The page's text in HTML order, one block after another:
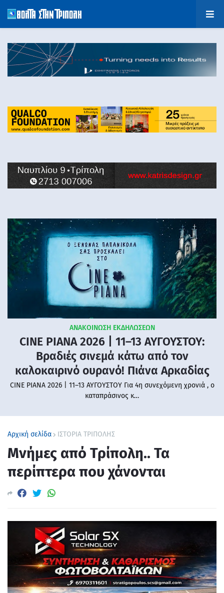
ΑΝΑΚΟΙΝΩΣΗ ΕΚΔΗΛΩΣΕΩΝ
CINE PIANA 2026 | 11–13 ΑΥΓΟΥΣΤΟΥ:
Βραδιές σινεμά κάτω από τον
καλοκαιρινό ουρανό! Πιάνα Αρκαδίας
CINE PIANA 2026 | 11–13 ΑΥΓΟΥΣΤΟΥ Για 4η συνεχόμενη χρονιά , ο
καταπράσινος κ…
Αρχική σελίδα ΙΣΤΟΡΙΑ ΤΡΙΠΟΛΗΣ
Μνήμες από Τρίπολη.. Τα
περίπτερα που χάνονται